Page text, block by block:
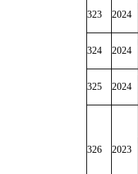
323 2024
324 2024
325 2024
326 2023